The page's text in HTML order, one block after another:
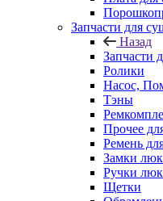
Запчасти для
Назад
Запчасти
Ролики
Насос,
Тэны
Прочее
Ремень
Замки
Ручки
Щетки